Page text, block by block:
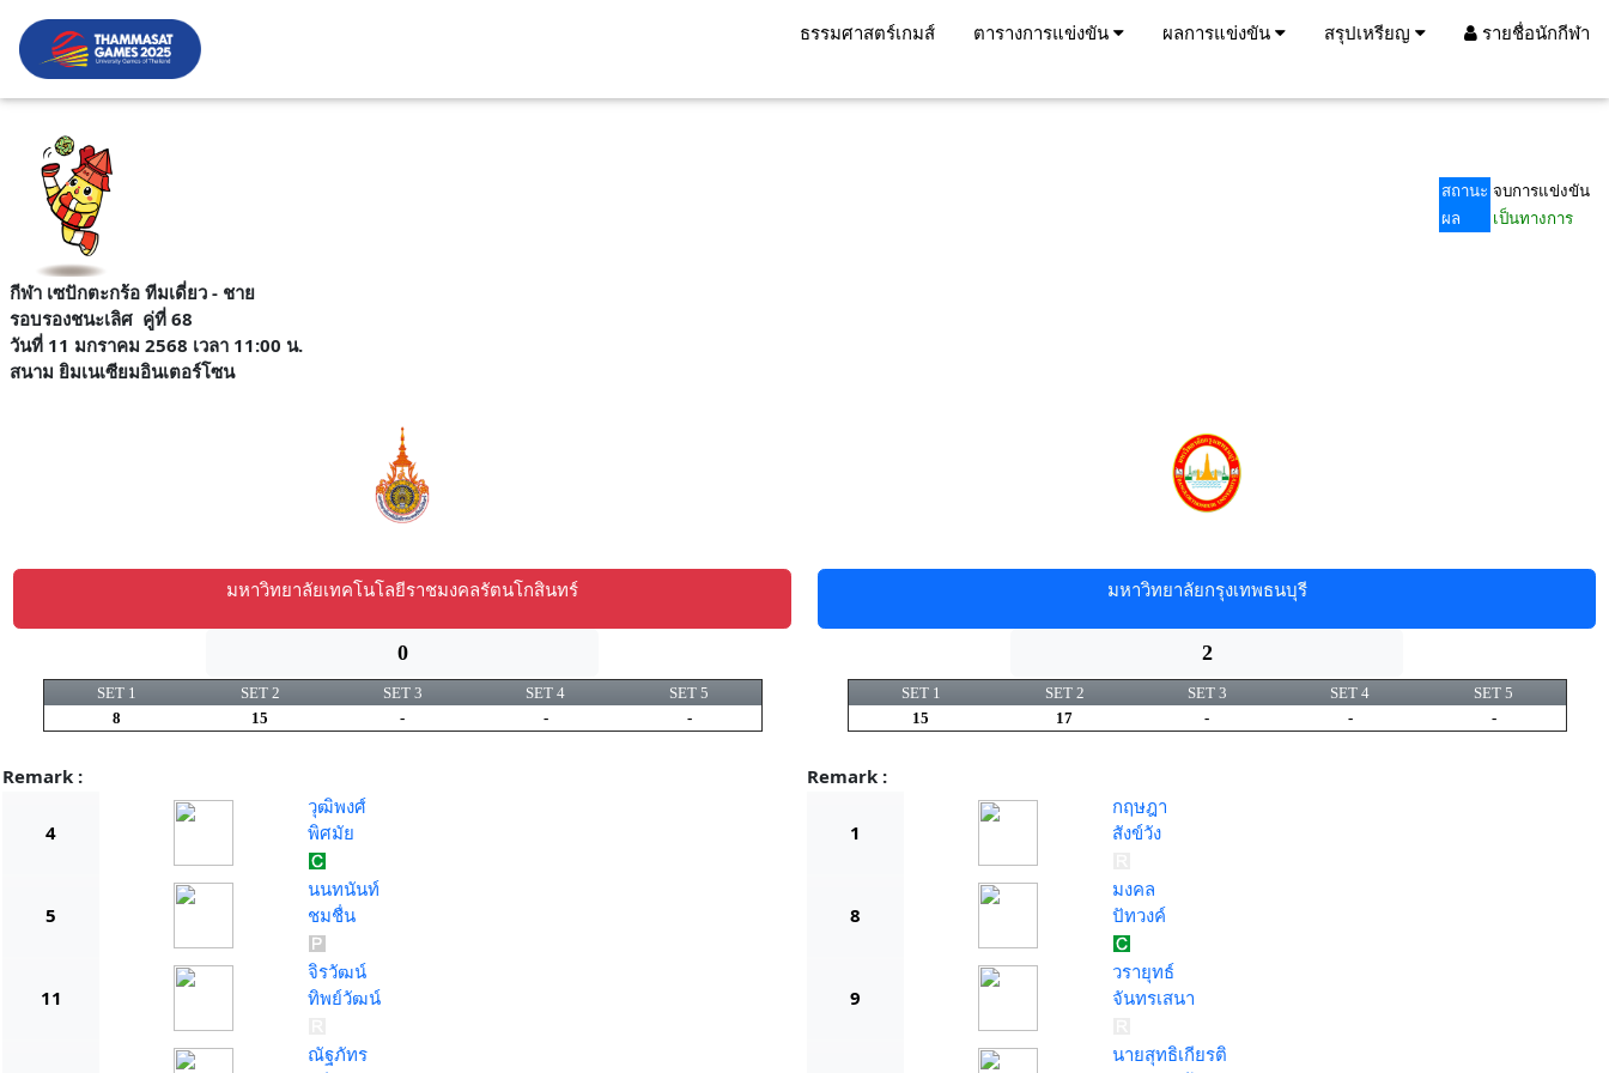
ธรรมศาสตร์เกมส์ ตารางการแข่งขัน ผลการแข่งขัน สรุปเหรียญ รายชื่อนักกีฬา
สถานะ จบการแข่งขัน
ผล
เป็นทางการ
กีฬา เซปักตะกร้อ ทีมเดี่ยว - ชาย
รอบรองชนะเลิศ คู่ที่ 68
วันที่ 11 มกราคม 2568 เวลา 11:00 น.
สนาม ยิมเนเซียมอินเตอร์โซน
มหาวิทยาลัยเทคโนโลยีราชมงคลรัตนโกสินทร์
0
SET 1 SET 2 SET 3 SET 4
SET 5
8
15 - - -
Remark :
4
วุฒิพงศ์
พิศมัย
5
นนทนันท์
ชมชื่น
11
จิรวัฒน์
ทิพย์วัฒน์
ณัฐภัทร
มหาวิทยาลัยกรุงเทพธนบุรี
2
SET 1 SET 2 SET 3 SET 4
SET 5
15
17 - - -
Remark :
1
กฤษฎา
สังข์วัง
8
มงคล
ปัทวงค์
9
วรายุทธ์
จันทรเสนา
นายสุทธิเกียรติ